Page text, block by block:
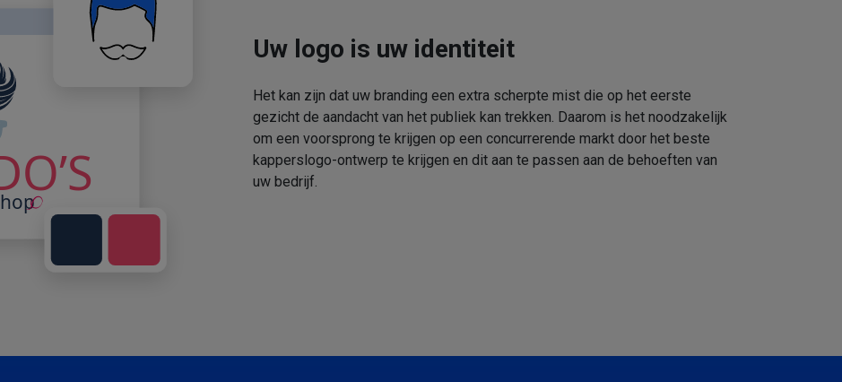
Uw logo is uw identiteit
Het kan zijn dat uw branding een extra scherpte mist die op het eerste
gezicht de aandacht van het publiek kan trekken. Daarom is het noodzakelijk
om een voorsprong te krijgen op een concurrerende markt door het beste
kapperslogo-ontwerp te krijgen en dit aan te passen aan de behoeften van
uw bedrijf.